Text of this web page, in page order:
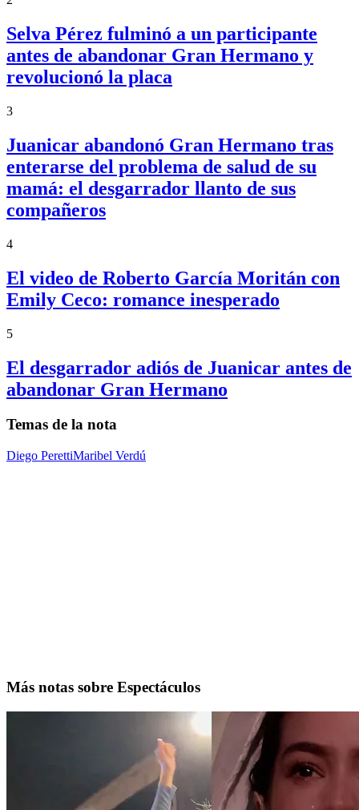
Selva Pérez fulminó a un participante
antes de abandonar Gran Hermano y
revolucionó la placa
3
Juanicar abandonó Gran Hermano tras
enterarse del problema de salud de su
mamá: el desgarrador llanto de sus
compañeros
4
El video de Roberto García Moritán con
Emily Ceco: romance inesperado
5
El desgarrador adiós de Juanicar antes de
abandonar Gran Hermano
Temas de la nota
Diego PerettiMaribel Verdú
Más notas sobre Espectáculos